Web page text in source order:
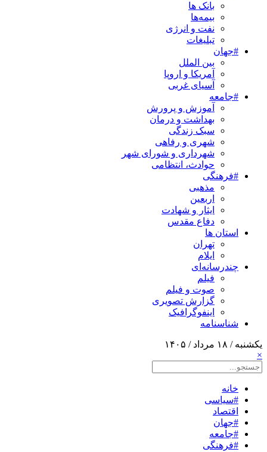
بانک ها
بیمه‌ها
نفت و انرژی
تبلیغات
#جهان
بین الملل
آمریکا و اروپا
آسیای غربی
#جامعه
آموزش و پرورش
بهداشت و درمان
سبک زندگی
شهری و رفاهی
شهرداری و شورای شهر
حوادث، انتظامی
#فرهنگی
مذهبی
اربعین
ایثار و شهادت
دفاع مقدس
استان ها
تهران
ایلام
چندرسانه‌ای
فیلم
صوت و فیلم
گزارش تصویری
اینفوگرافیک
شناسنامه
یکشنبه / ۱۸ مرداد / ۱۴۰۵
×
خانه
#سیاسی
اقتصاد
#جهان
#جامعه
#فرهنگی